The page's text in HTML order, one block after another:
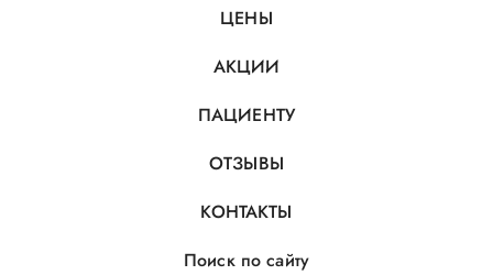
ЦЕНЫ
АКЦИИ
ПАЦИЕНТУ
ОТЗЫВЫ
КОНТАКТЫ
Поиск по сайту